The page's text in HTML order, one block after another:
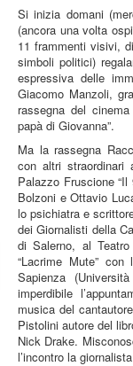
Si inizia domani
(ancora una volta
11 frammenti visivi,
simboli politici)
espressiva delle
Giacomo Manzoli,
rassegna del
papà di Giovanna”.
Ma la rassegna
con altri straordinari
Palazzo Fruscione
Bolzoni e Ottavio
lo psichiatra e
dei Giornalisti della
di Salerno, al
“Lacrime Mute”
Sapienza
imperdibile
musica del
Pistolini autore del
Nick Drake.
l’incontro la